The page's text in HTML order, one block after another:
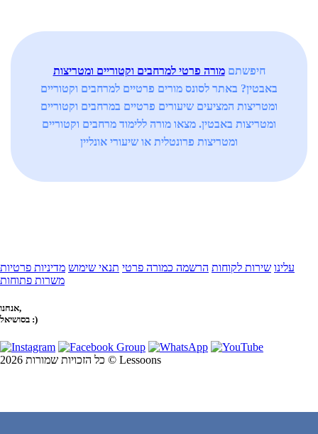
חיפשתםמורה פרטי למרחבים וקטוריים ומטריצות
באבטין? באתר לסונס מורים פרטיים למרחבים וקטוריים
ומטריצות המציעים שיעורים פרטיים במרחבים וקטוריים
ומטריצות באבטין. מצאו מורה ללימוד מרחבים וקטוריים
ומטריצות פרונטלית או שיעורי אונליין
עלינו שירות לקוחות הרשמה כמורה פרטי תנאי שימוש מדיניות פרטיות
משרות פתוחות
אנחנו,
בסושיאל :)
כל הזכויות שמורות 2026 © Lessoons